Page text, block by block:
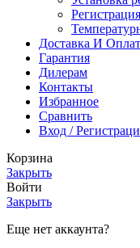
Доставка И
Гарантия
Дилерам
Контакты
Избранное
Сравнить
Вход /
Корзина
Закрыть
Войти
Закрыть
Еще нет аккаунта?